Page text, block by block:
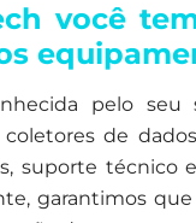
você
pelo seu
de
suporte técnico
garantimos